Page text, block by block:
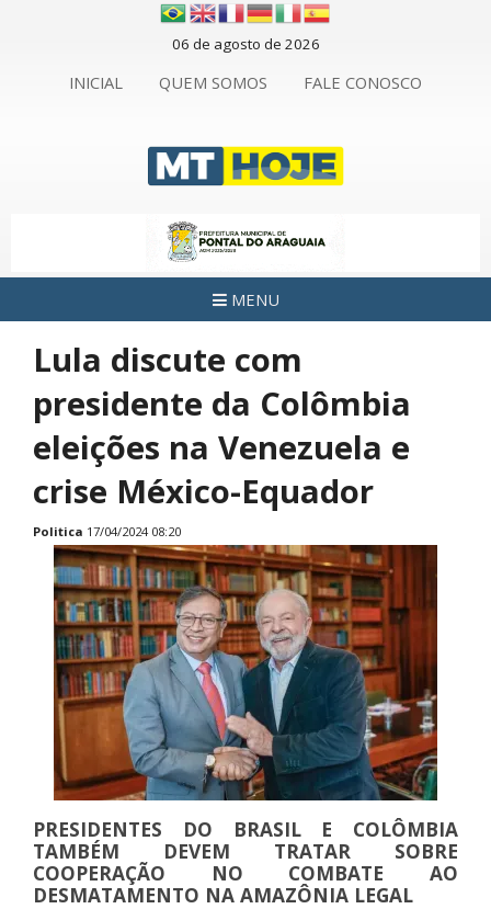
06 de agosto de 2026
INICIAL QUEM SOMOS FALE CONOSCO
MENU
Lula discute com
presidente da Colômbia
eleições na Venezuela e
crise México-Equador
Politica 17/04/2024 08:20
PRESIDENTES DO BRASIL E COLÔMBIA
TAMBÉM DEVEM TRATAR SOBRE
COOPERAÇÃO NO COMBATE AO
DESMATAMENTO NA AMAZÔNIA LEGAL